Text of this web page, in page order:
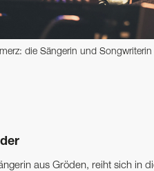
die Sängerin und
aus Gröden, reiht sich in